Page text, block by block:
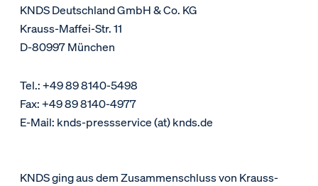
KNDS Deutschland GmbH & Co. KG
Krauss-Maffei-Str. 11
D-80997 München
Tel.: +49 89 8140-5498
Fax: +49 89 8140-4977
E-Mail: knds-pressservice (at) knds.de
KNDS ging aus dem Zusammenschluss von Krauss-